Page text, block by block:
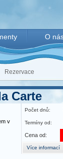
O
Rezervace
Carte
v
Počet dnů:
Termíny od:
Cena od:
Více informací